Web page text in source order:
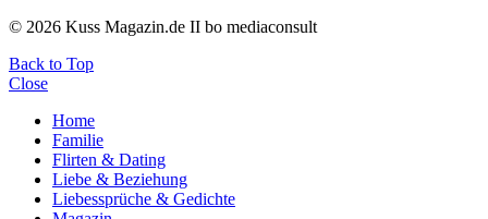
© 2026 Kuss Magazin.de II bo mediaconsult
Back to Top
Close
Home
Familie
Flirten & Dating
Liebe & Beziehung
Liebessprüche & Gedichte